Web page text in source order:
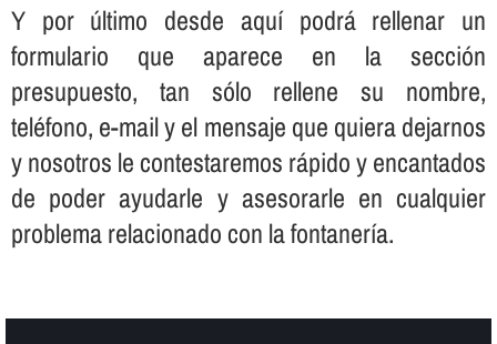
Y por último desde aquí­ podrá rellenar un
formulario que aparece en la sección
presupuesto, tan sólo rellene su nombre,
teléfono, e-mail y el mensaje que quiera dejarnos
y nosotros le contestaremos rápido y encantados
de poder ayudarle y asesorarle en cualquier
problema relacionado con la fontanerí­a.